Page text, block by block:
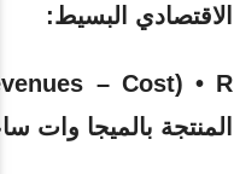
الاقتصادي البسيط:
المنتجة بالميجا